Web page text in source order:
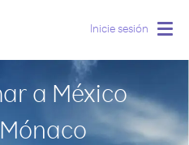
Inicie sesión
a México